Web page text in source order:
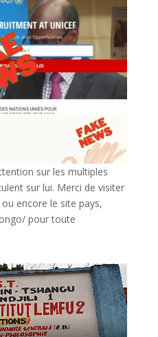
sur les multiples
sur lui. Merci de visiter
ou encore le site pays,
pour toute